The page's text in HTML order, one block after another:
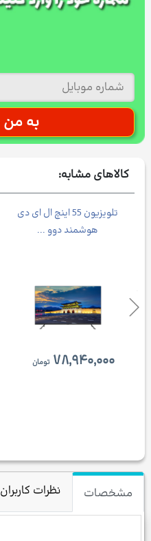
کالاهای مشابه:
تلویزیون 55 اینچ ال ای دی
هوشمند دوو ...
۷۸,۹۴۰,۰۰۰ تومان
مشخصات نظرات کاربران